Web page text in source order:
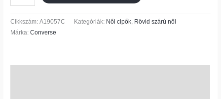
Cikkszám:A19057C Kategóriák: Női cipők, Rövid szárú női
Márka:Converse